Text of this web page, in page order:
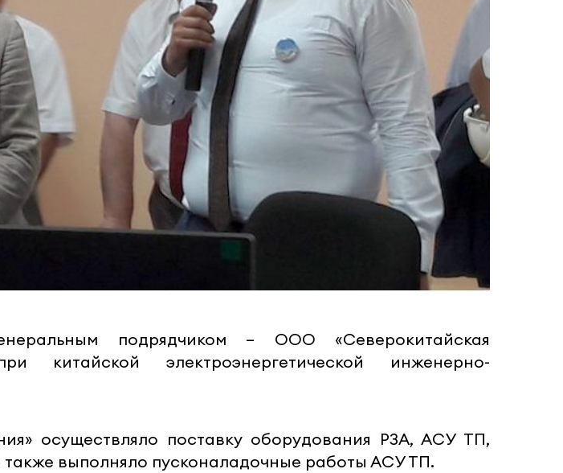
подрядчиком – ООО «Северокитайская
китайской электроэнергетической инженерно-
осуществляло поставку оборудования РЗА, АСУ ТП,
выполняло пусконаладочные работы АСУ ТП.